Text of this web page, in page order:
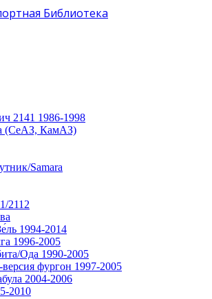
Библиотека
2141 1986-1998
(СеАЗ, КамАЗ)
Samara
2112
1994-2014
1996-2005
Ода 1990-2005
фургон 1997-2005
2004-2006
2010